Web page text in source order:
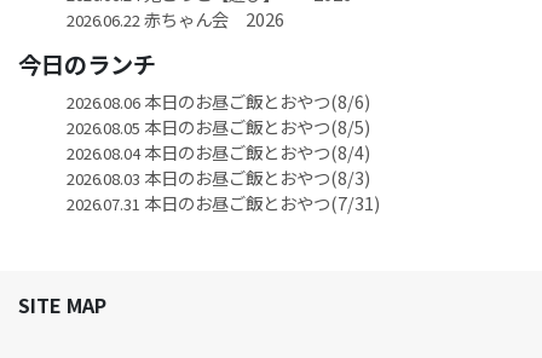
2026.06.22 赤ちゃん会 2026
今日のランチ
2026.08.06本日のお昼ご飯とおやつ(8/6)
2026.08.05 本日のお昼ご飯とおやつ(8/5)
2026.08.04本日のお昼ご飯とおやつ(8/4)
2026.08.03 本日のお昼ご飯とおやつ(8/3)
2026.07.31 本日のお昼ご飯とおやつ(7/31)
SITE MAP